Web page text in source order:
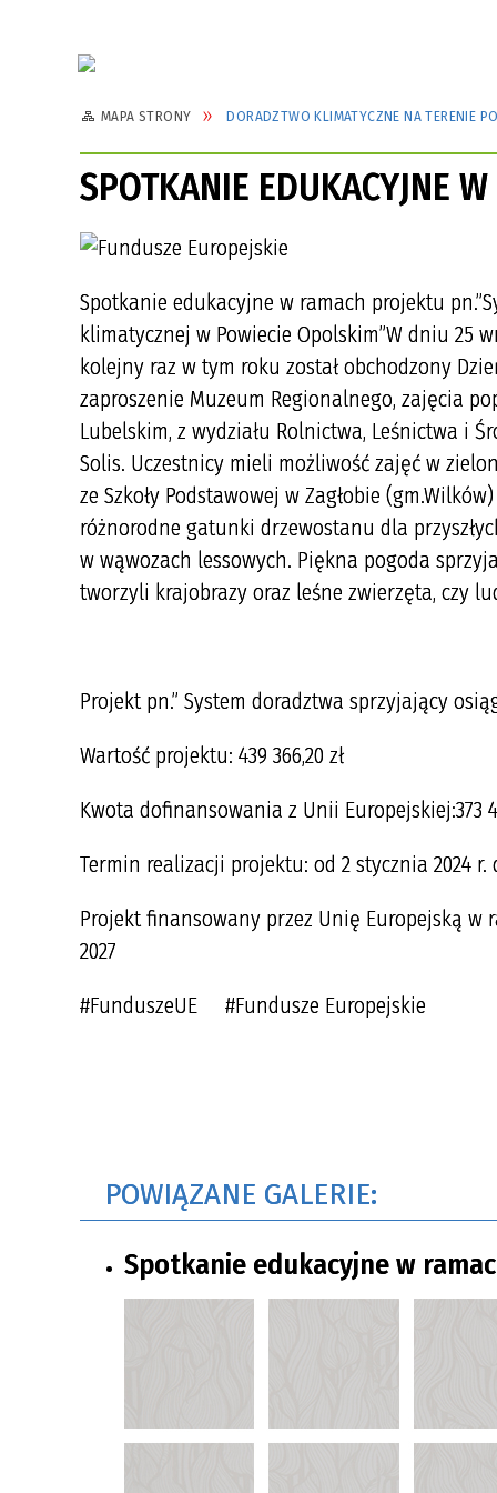
MAPA STRONY DORADZTWO KLIMATYCZNE NA TERENIE
SPOTKANIE EDUKACYJNE
Spotkanie edukacyjne w ramach projektu
klimatycznej w Powiecie Opolskim”W dniu 25
kolejny raz w tym roku został obchodzony
zaproszenie Muzeum Regionalnego, zajęcia
Lubelskim, z wydziału Rolnictwa, Leśnictwa i
Solis. Uczestnicy mieli możliwość zajęć w
ze Szkoły Podstawowej w Zagłobie
różnorodne gatunki drzewostanu dla
w wąwozach lessowych. Piękna pogoda
tworzyli krajobrazy oraz leśne zwierzęta, czy
Projekt pn.” System doradztwa sprzyjający
Wartość projektu: 439 366,20 zł
Kwota dofinansowania z Unii Europejskiej:373
Termin realizacji projektu: od 2 stycznia 2024 r.
Projekt finansowany przez Unię Europejską w
2027
#FunduszeUE #Fundusze Europejskie
POWIĄZANE GALERIE:
Spotkanie edukacyjne w